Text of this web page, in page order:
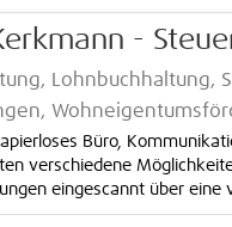
-
Lohnbuchhaltung,
Büro,
verschiedene
eingescannt über eine